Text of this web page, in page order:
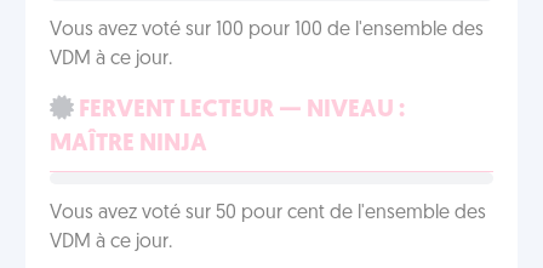
Vous avez voté sur 100 pour 100 de l'ensemble des
VDM à ce jour.
FERVENT LECTEUR — NIVEAU :
MAÎTRE NINJA
Vous avez voté sur 50 pour cent de l'ensemble des
VDM à ce jour.